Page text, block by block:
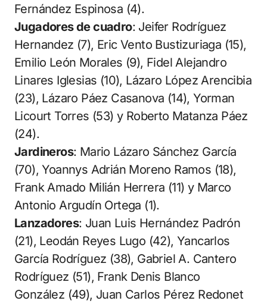
Fernández Espinosa (4).
Jugadores de cuadro: Jeifer Rodríguez
Hernandez (7), Eric Vento Bustizuriaga (15),
Emilio León Morales (9), Fidel Alejandro
Linares Iglesias (10), Lázaro López Arencibia
(23), Lázaro Páez Casanova (14), Yorman
Licourt Torres (53) y Roberto Matanza Páez
(24).
Jardineros: Mario Lázaro Sánchez García
(70), Yoannys Adrián Moreno Ramos (18),
Frank Amado Milián Herrera (11) y Marco
Antonio Argudín Ortega (1).
Lanzadores: Juan Luis Hernández Padrón
(21), Leodán Reyes Lugo (42), Yancarlos
García Rodríguez (38), Gabriel A. Cantero
Rodríguez (51), Frank Denis Blanco
González (49), Juan Carlos Pérez Redonet